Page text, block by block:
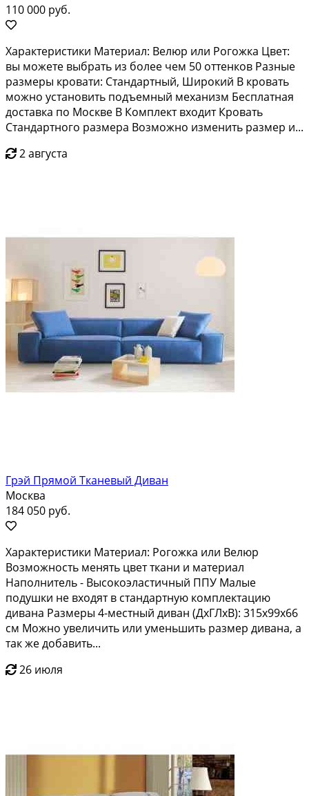
110 000 руб.
Характеристики Материал: Велюр или Рогожка Цвет:
вы можете выбрать из более чем 50 оттенков Разные
размеры кровати: Стандартный, Широкий В кровать
можно установить подъемный механизм Бесплатная
доставка по Москве В Комплект входит Кровать
Стандартного размера Возможно изменить размер и...
2 августа
Грэй Прямой Тканевый Диван
Москва
184 050 руб.
Характеристики Материал: Рогожка или Велюр
Возможность менять цвет ткани и материал
Наполнитель - Высокоэластичный ППУ Малые
подушки не входят в стандартную комплектацию
дивана Размеры 4-местный диван (ДхГЛхВ): 315x99x66
см Можно увеличить или уменьшить размер дивана, а
так же добавить...
26 июля